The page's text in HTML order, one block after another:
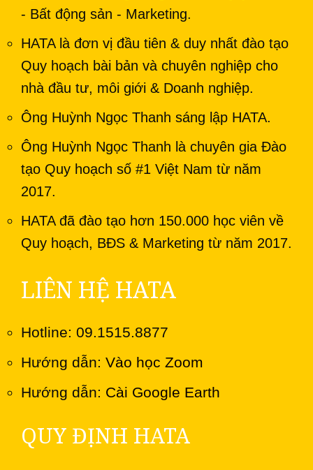
- Bất động sản - Marketing.
HATA là đơn vị đầu tiên & duy nhất đào tạo
Quy hoạch bài bản và chuyên nghiệp cho
nhà đầu tư, môi giới & Doanh nghiệp.
Ông Huỳnh Ngọc Thanh sáng lập HATA.
Ông Huỳnh Ngọc Thanh là chuyên gia Đào
tạo Quy hoạch số #1 Việt Nam từ năm
2017.
HATA đã đào tạo hơn 150.000 học viên về
Quy hoạch, BĐS & Marketing từ năm 2017.
LIÊN HỆ HATA
Hotline: 09.1515.8877
Hướng dẫn: Vào học Zoom
Hướng dẫn: Cài Google Earth
QUY ĐỊNH HATA